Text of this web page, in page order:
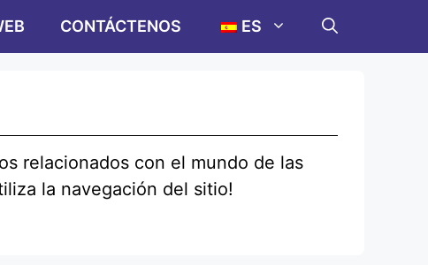
CONTÁCTENOS ES
relacionados con el mundo de las
la navegación del sitio!